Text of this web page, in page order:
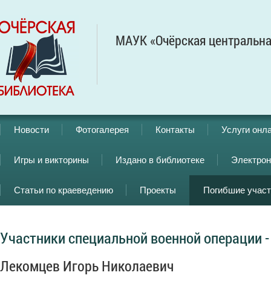
МАУК «Очёрская
Новости Фотогалерея Контакты Услуги
Игры и викторины Издано в библиотеке
Статьи по краеведению Проекты Погибшие
Участники специальной военной операции
Лекомцев Игорь Николаевич